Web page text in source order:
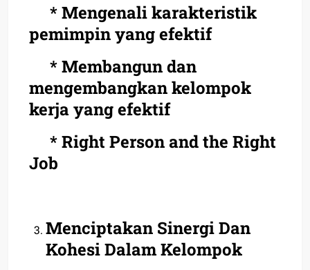
* Mengenali karakteristik
pemimpin yang efektif
* Membangun dan
mengembangkan kelompok
kerja yang efektif
* Right Person and the Right
Job
Menciptakan Sinergi Dan
Kohesi Dalam Kelompok